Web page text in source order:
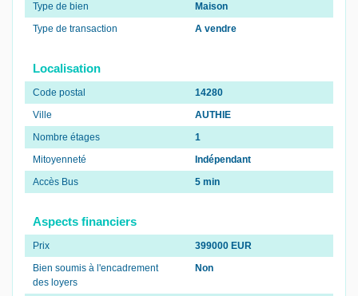
Type de bien
Maison
Type de transaction
A vendre
Localisation
Code postal
14280
Ville
AUTHIE
Nombre étages
1
Mitoyenneté
Indépendant
Accès Bus
5 min
Aspects financiers
Prix
399000 EUR
Bien soumis à l'encadrement
des loyers
Non